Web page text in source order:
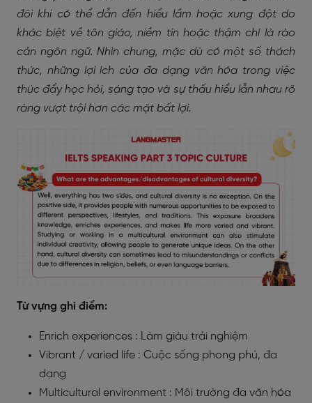
đôi khi có thể dẫn đến hiểu lầm hoặc xung đột do
khác biệt về tôn giáo, niềm tin hoặc thậm chí là rào
cản ngôn ngữ. Nhìn chung, mặc dù có một số thách
thức, những lợi ích của đa dạng văn hóa trong việc
thúc đẩy học hỏi, sáng tạo và sự thấu hiểu lẫn nhau rõ
ràng vượt trội hơn các mặt bất lợi.
Từ vựng ghi điểm:
Enrich experiences : Làm giàu trải nghiệm
Vibrant / varied life : Cuộc sống phong phú, đa
dạng
Multicultural environment : Môi trường đa văn hóa